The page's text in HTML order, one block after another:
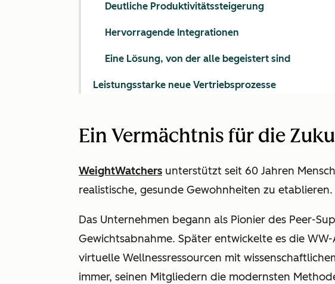
Ein Vermächtnis für die
WeightWatchers unterstützt seit 60 Jahren
realistische, gesunde Gewohnheiten zu etablieren.
Das Unternehmen begann als Pionier des Peer-
Gewichtsabnahme. Später entwickelte es die
virtuelle Wellnessressourcen mit
immer, seinen Mitgliedern die modernsten
Deutliche Produktivitätssteigerung
Hervorragende Integrationen
Eine Lösung, von der alle begeistert sind
Leistungsstarke neue Vertriebsprozesse